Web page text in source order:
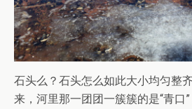
石头么？石头怎么如此大小均匀整
来，河里那一团团一簇簇的是“青口